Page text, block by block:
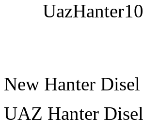
UazHanter10
New Hanter Disel
UAZ Hanter Disel